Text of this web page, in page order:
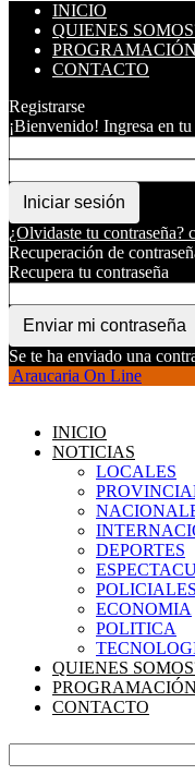
INICIO
QUIENES
PROGRAMACIÓN
CONTACTO
Registrarse
¡Bienvenido! Ingresa en tu
¿Olvidaste tu contraseña?
Recuperación de
Recupera tu contraseña
Se te ha enviado una
Araucaria On Line
INICIO
NOTICIAS
LOCALES
DEPORTES
POLICIALES
ECONOMIA
POLITICA
QUIENES
PROGRAMACIÓN
CONTACTO